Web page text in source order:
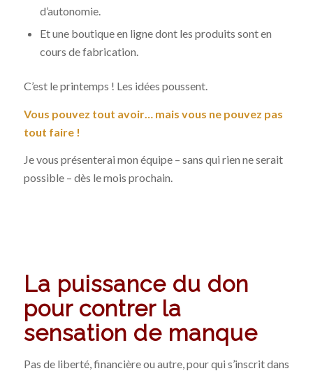
d’autonomie.
Et une boutique en ligne dont les produits sont en
cours de fabrication.
C’est le printemps ! Les idées poussent.
Vous pouvez tout avoir… mais vous ne pouvez pas
tout faire !
Je vous présenterai mon équipe – sans qui rien ne serait
possible – dès le mois prochain.
La puissance du don
pour contrer la
sensation de manque
Pas de liberté, financière ou autre, pour qui s’inscrit dans